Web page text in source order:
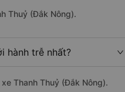
Thuỷ (Đắk Nông).
hành trễ nhất?
Thanh Thuỷ (Đắk Nông).